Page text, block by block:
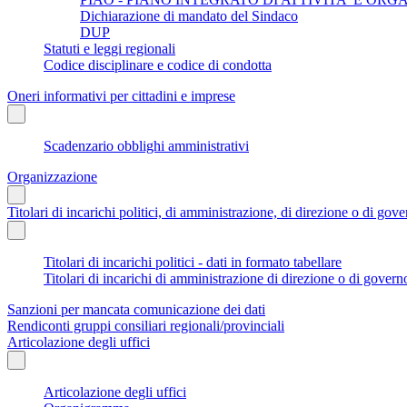
Dichiarazione di mandato del Sindaco
DUP
Statuti e leggi regionali
Codice disciplinare e codice di condotta
Oneri informativi per cittadini e imprese
Scadenzario obblighi amministrativi
Organizzazione
Titolari di incarichi politici, di amministrazione, di direzione o di
Titolari di incarichi politici - dati in formato tabellare
Titolari di incarichi di amministrazione di direzione o di
Sanzioni per mancata comunicazione dei dati
Rendiconti gruppi consiliari regionali/provinciali
Articolazione degli uffici
Articolazione degli uffici